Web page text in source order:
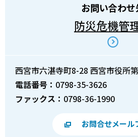
お問い合わせ
防災危機管
西宮市六湛寺町8-28 西宮市役所
電話番号： 0798-35-3626
ファックス： 0798-36-1990
お問合せメール